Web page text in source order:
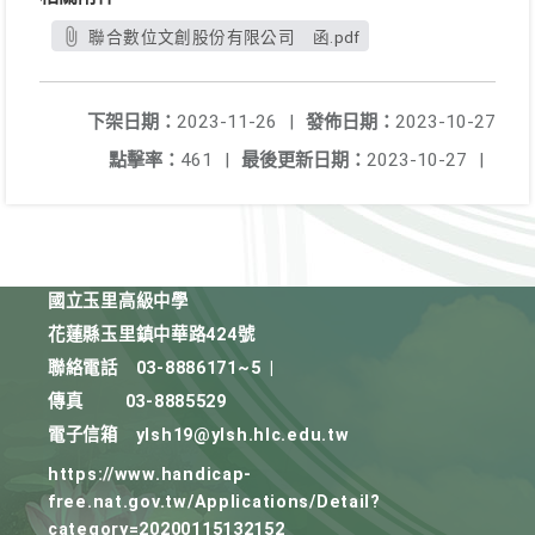
聯合數位文創股份有限公司 函.pdf
發佈日期： 2023-10-27
下架日期： 2023-11-26
|
最後更新日期： 2023-10-27 |
點擊率： 461 |
國立玉里高級中學
花蓮縣玉里鎮中華路424號
聯絡電話
03-8886171~5
傳真
03-8885529
電子信箱
ylsh19@ylsh.hlc.edu.tw
https://www.handicap-
free.nat.gov.tw/Applications/Detail?
category=20200115132152